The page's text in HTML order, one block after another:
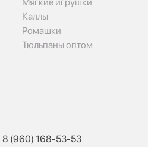
Каллы
Ромашки
Тюльпаны оптом
8 (960) 168-53-53